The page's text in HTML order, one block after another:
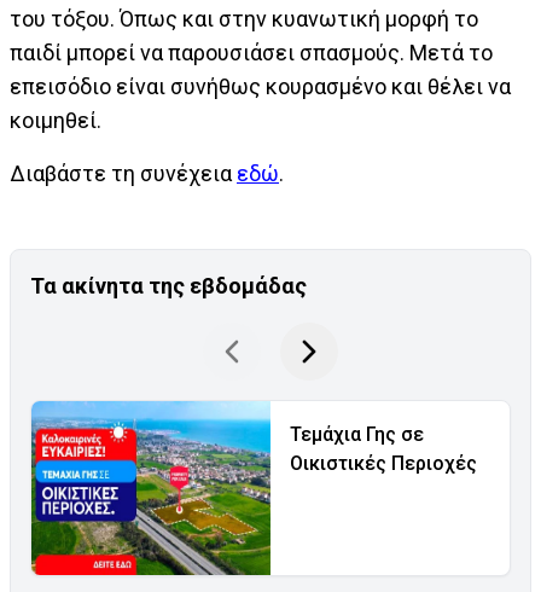
του τόξου. Όπως και στην κυανωτική μορφή το
παιδί μπορεί να παρουσιάσει σπασμούς. Μετά το
επεισόδιο είναι συνήθως κουρασμένο και θέλει να
κοιμηθεί.
Διαβάστε τη συνέχειαεδώ.
Τα ακίνητα της εβδομάδας
Τεμάχια Γης σε
Οικιστικές Περιοχές